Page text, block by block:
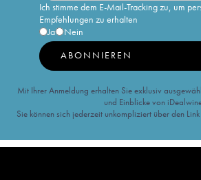
Ich stimme dem E-Mail-Tracking zu, um
Empfehlungen zu erhalten
Ja
Nein
ABONNIEREN
Mit Ihrer Anmeldung erhalten Sie exklusiv
und Einblicke von
Sie können sich jederzeit unkompliziert über den